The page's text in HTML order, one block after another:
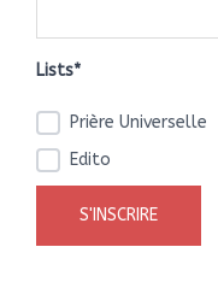
Lists*
Prière Universelle
Edito